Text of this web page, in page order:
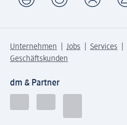
Unternehmen Jobs Services
Geschäftskunden
dm & Partner